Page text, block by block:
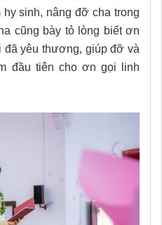
sinh, nâng đỡ cha trong
cũng bày tỏ lòng biết ơn
yêu thương, giúp đỡ và
đầu tiên cho ơn gọi linh